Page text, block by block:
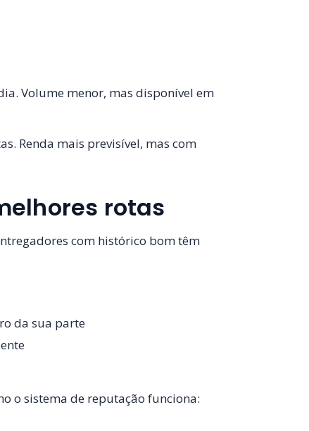
Volume menor, mas disponível em
Renda mais previsível, mas com
rotas
com histórico bom têm
da sua parte
o sistema de reputação funciona: